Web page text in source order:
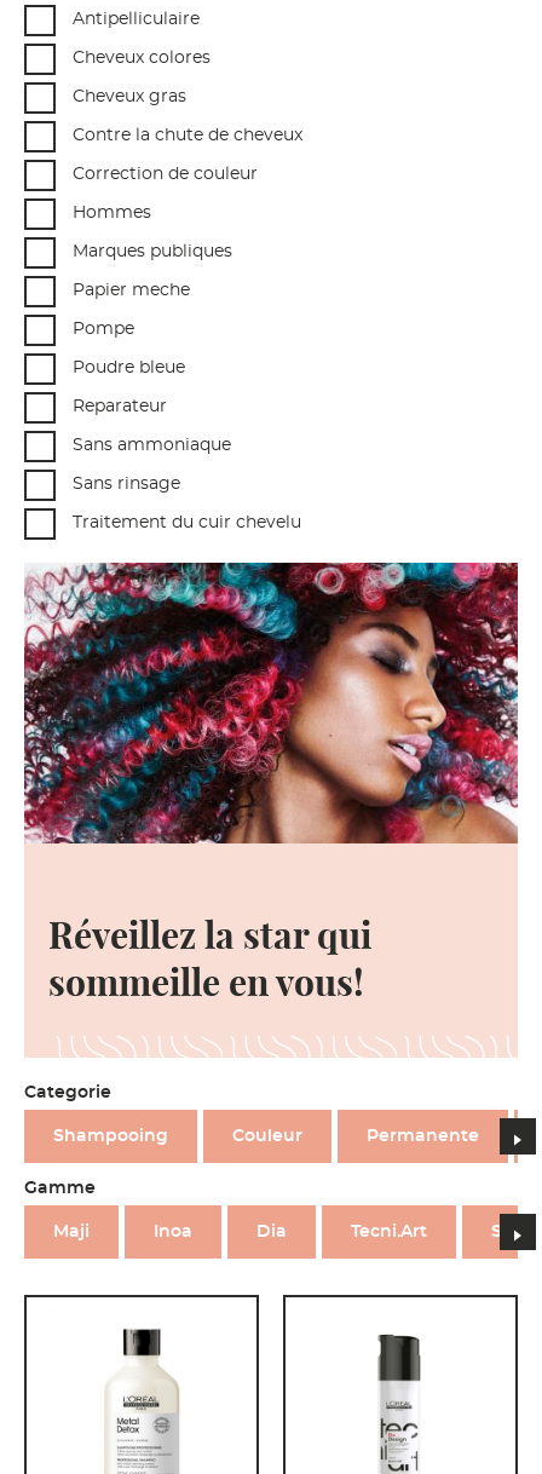
Antipelliculaire
Cheveux colores
Cheveux gras
Contre la chute de cheveux
Correction de couleur
Hommes
Marques publiques
Papier meche
Pompe
Poudre bleue
Reparateur
Sans ammoniaque
Sans rinsage
Traitement du cuir chevelu
Réveillez la star qui
sommeille en vous!
Categorie
Shampooing Couleur Permanente
Gamme
Maji Inoa Dia Tecni.Art Serie